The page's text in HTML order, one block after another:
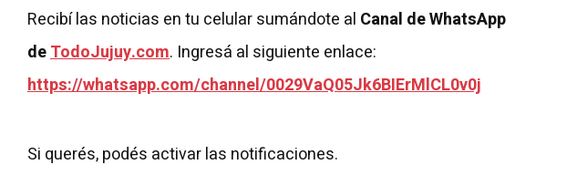
Recibí las noticias en tu celular sumándote al Canal de WhatsApp
deTodoJujuy.com. Ingresá al siguiente enlace:
https://whatsapp.com/channel/0029VaQ05Jk6BIErMlCL0v0j
Si querés, podés activar las notificaciones.